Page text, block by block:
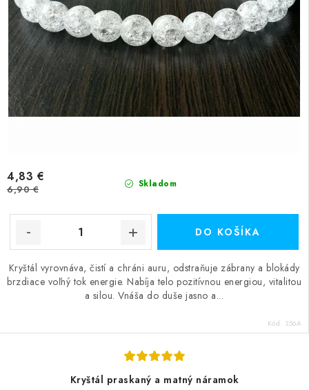
Skladom
4,83 €
6,90 €
DO KOŠÍKA
Kryštál vyrovnáva, čistí a chráni auru, odstraňuje zábrany a blokády
brzdiace voľný tok energie. Nabíja telo pozitívnou energiou, vitalitou
a silou. Vnáša do duše jasno a...
Kód: 356A
Kryštál praskaný a matný náramok